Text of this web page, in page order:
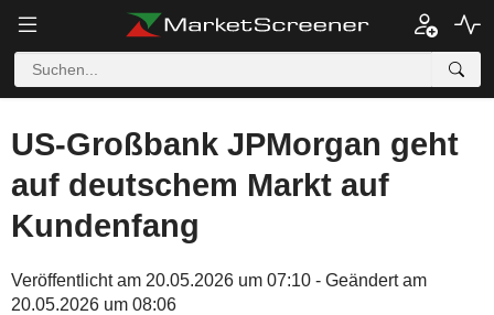
US-Großbank JPMorgan geht
auf deutschem Markt auf
Kundenfang
Veröffentlicht am 20.05.2026 um 07:10 - Geändert am
20.05.2026 um 08:06